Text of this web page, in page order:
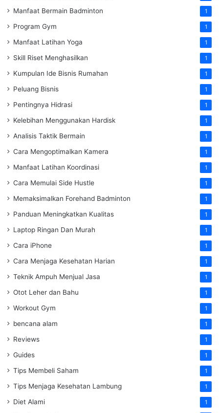
Manfaat Bermain Badminton 1
Program Gym 1
Manfaat Latihan Yoga 1
Skill Riset Menghasilkan 1
Kumpulan Ide Bisnis Rumahan 1
Peluang Bisnis 1
Pentingnya Hidrasi 1
Kelebihan Menggunakan Hardisk 1
Analisis Taktik Bermain 1
Cara Mengoptimalkan Kamera 1
Manfaat Latihan Koordinasi 1
Cara Memulai Side Hustle 1
Memaksimalkan Forehand Badminton 1
Panduan Meningkatkan Kualitas 1
Laptop Ringan Dan Murah 1
Cara iPhone 1
Cara Menjaga Kesehatan Harian 1
Teknik Ampuh Menjual Jasa 1
Otot Leher dan Bahu 1
Workout Gym 1
bencana alam 1
Reviews 1
Guides 1
Tips Membeli Saham 1
Tips Menjaga Kesehatan Lambung 1
Diet Alami 1